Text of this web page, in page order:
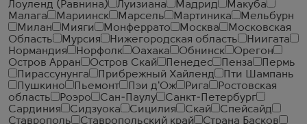
Лоуленд (Равнина)
Луизиана Мадрид
Макуба
Малага
Мариинск Марсель Мартиника
Мельбурн
Милан
Мияги Монферрато Москва
Московская
Область
Мурсия Нижегородская область
Ниигата
Нормандия
Норфолк Оахака Обнинск
Орегон
Остров Арран
Остров Скай Пенедес Пенза
Пермь
Пирассунунга
Прибрежный Хайленд
Пти Шампань
Пушкино
Пьемонт Пэи д'Ож Рига
Ростовская
область
Роэро Сан-Паулу
Санкт-Петербург
Сардиния
Сидзуока Сицилия Скай
Спейсайд
Ставрополь
Ставропольский край
Страна Басков